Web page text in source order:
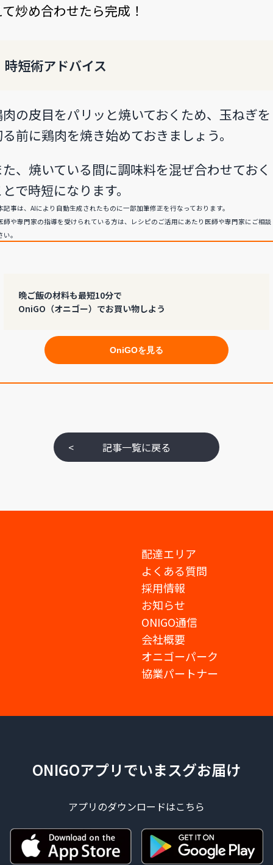
て炒め合わせたら完成！
時短術アドバイス
肉の皮目をパリッと焼いておくため、玉ねぎを
前に鶏肉を焼き始めておきましょう。
た、焼いている間に調味料を混ぜ合わせておく
とで時短になります。
事は、AIにより自動生成されたものに一部加筆修正を行なっております。
や専門家の指導を受けられている方は、レシピのご活用にあたり医師や専門家にご相
い。
晩ご飯の材料も最短10分で
OniGO（オニゴー）でお買い物しよう
OniGOを見る
< 記事一覧に戻る
配達エリア
よくある質問
採用情報
お知らせ
ONIGO通信
会社概要
オニゴーパーク
協業パートナー
ONIGOアプリでいまスグお届け
アプリのダウンロードはこちら